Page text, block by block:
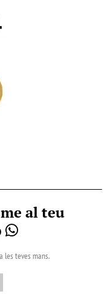
al teu
les teves mans.